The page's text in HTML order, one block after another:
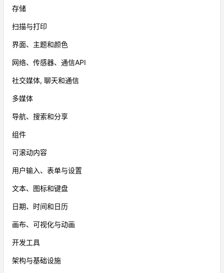
存储
扫描与打印
界面、主题和颜色
网络、传感器、通信API
社交媒体, 聊天和通信
多媒体
导航、搜索和分享
组件
可滚动内容
用户输入、表单与设置
文本、图标和键盘
日期、时间和日历
画布、可视化与动画
开发工具
架构与基础设施